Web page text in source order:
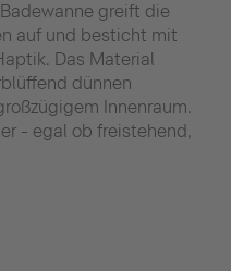
greift die
auf und besticht mit
Das Material
dünnen
Innenraum.
- egal ob freistehend,